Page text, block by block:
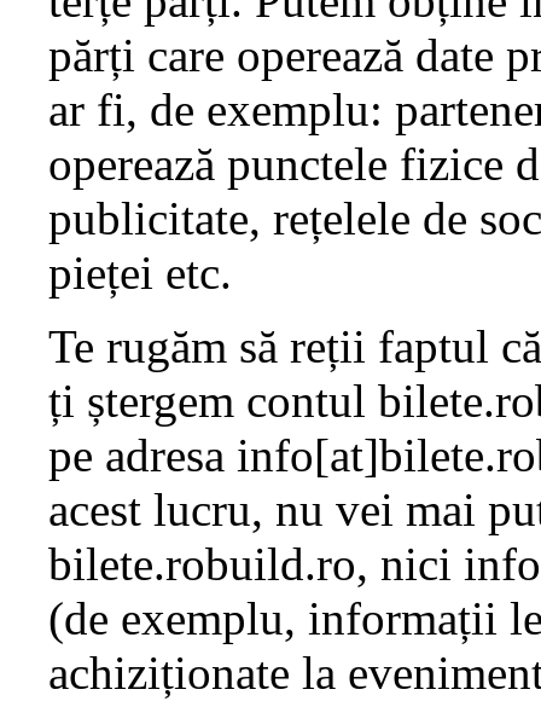
părți care operează date
ar fi, de exemplu:
operează punctele fizice
publicitate, rețelele de
pieței etc.
Te rugăm să reții faptul
ți ștergem contul
pe adresa
acest lucru, nu vei mai
bilete.robuild.ro, nici
(de exemplu, informații
achiziționate la